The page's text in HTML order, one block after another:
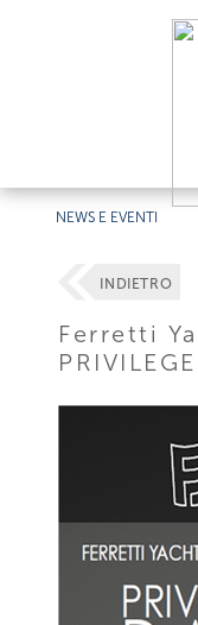
NEWS E EVENTI
INDIETRO
Ferretti